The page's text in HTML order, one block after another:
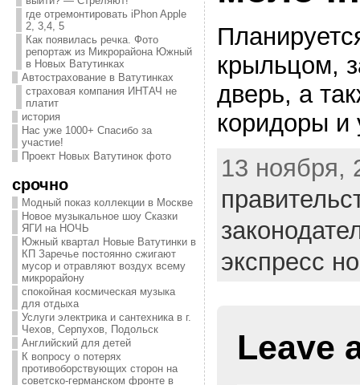
где отремонтировать iPhon Apple
2, 3,4, 5
Как появилась речка. Фото
репортаж из Микрорайона Южный
в Новых Ватутинках
Автострахование в Ватутинках
страховая компания ИНТАЧ не
платит
история
Нас уже 1000+ Спасибо за
участие!
Проект Новых Ватутинок фото
срочно
Модный показ коллекции в Москве
Новое музыкальное шоу Сказки
ЯГИ на НОЧЬ
Южный квартал Новые Ватутинки в
КП Заречье постоянно сжигают
мусор и отравляют воздух всему
микрорайону
спокойная космическая музыка
для отдыха
Услуги электрика и сантехника в г.
Чехов, Серпухов, Подольск
Английский для детей
К вопросу о потерях
противоборствующих сторон на
советско-германском фронте в
крыльцом,
дверь, а
коридоры и
13 ноября,
экспресс
Leave